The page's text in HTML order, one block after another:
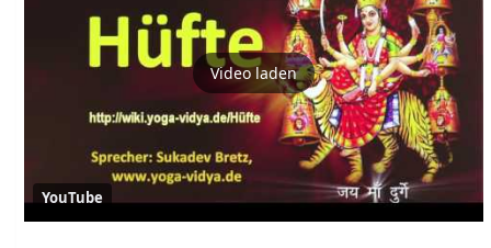
Video laden
YouTube